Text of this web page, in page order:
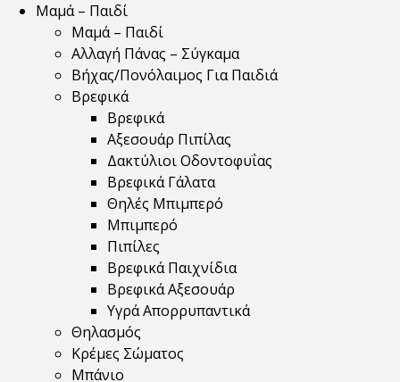
Μαμά – Παιδί
Μαμά – Παιδί
Αλλαγή Πάνας – Σύγκαμα
Βήχας/Πονόλαιμος Για Παιδιά
Βρεφικά
Βρεφικά
Αξεσουάρ Πιπίλας
Δακτύλιοι Οδοντοφυΐας
Βρεφικά Γάλατα
Θηλές Μπιμπερό
Μπιμπερό
Πιπίλες
Βρεφικά Παιχνίδια
Βρεφικά Αξεσουάρ
Υγρά Απορρυπαντικά
Θηλασμός
Κρέμες Σώματος
Μπάνιο